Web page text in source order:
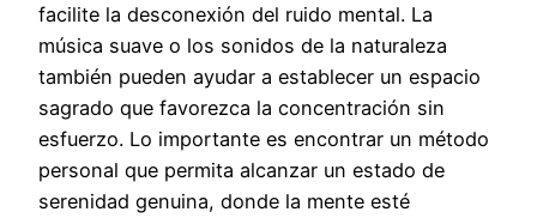
facilite la desconexión del ruido mental. La
música suave o los sonidos de la naturaleza
también pueden ayudar a establecer un espacio
sagrado que favorezca la concentración sin
esfuerzo. Lo importante es encontrar un método
personal que permita alcanzar un estado de
serenidad genuina, donde la mente esté